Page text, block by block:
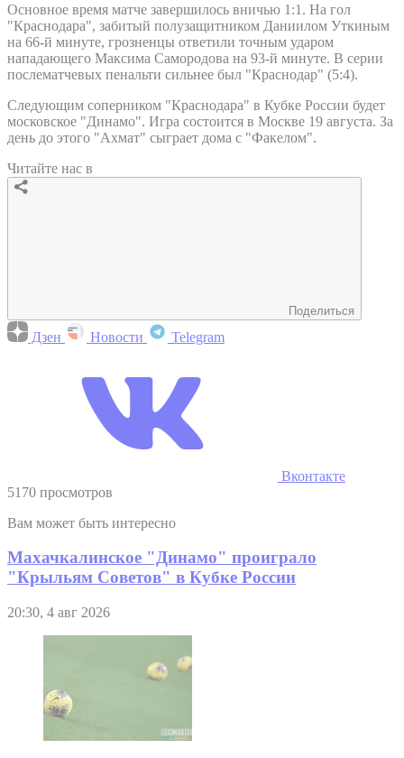
Основное время матче завершилось вничью 1:1. На гол
"Краснодара", забитый полузащитником Даниилом Уткиным
на 66-й минуте, грозненцы ответили точным ударом
нападающего Максима Самородова на 93-й минуте. В серии
послематчевых пенальти сильнее был "Краснодар" (5:4).
Следующим соперником "Краснодара" в Кубке России будет
московское "Динамо". Игра состоится в Москве 19 августа. За
день до этого "Ахмат" сыграет дома с "Факелом".
Читайте нас в
Поделиться
Дзен Новости Telegram
Вконтакте
5170 просмотров
Вам может быть интересно
Махачкалинское "Динамо" проиграло
"Крыльям Советов" в Кубке России
20:30, 4 авг 2026